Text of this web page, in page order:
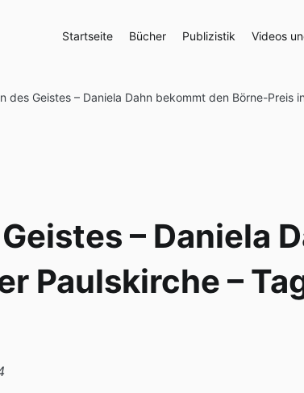
Startseite Bücher Publizistik Videos
des Geistes – Daniela Dahn bekommt den Börne-Preis
– Daniela
Paulskirche –